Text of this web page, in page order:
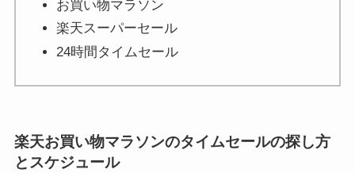
お買い物マラソン
楽天スーパーセール
24時間タイムセール
楽天お買い物マラソンのタイムセールの探し方
とスケジュール